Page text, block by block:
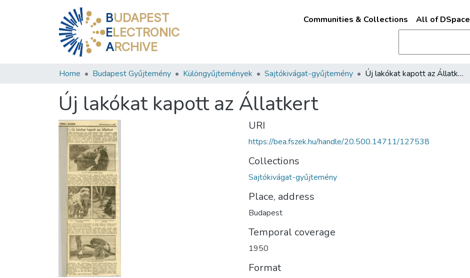
BUDAPEST
ELECTRONIC
ARCHIVE
Communities & Collections All of DSpace
Home Budapest Gyűjtemény Különgyűjtemények Sajtókivágat-gyűjtemény Új lakókat kapott az Állatkert
Új lakókat kapott az Állatkert
URI
https://bea.fszek.hu/handle/20.500.14711/127538
Collections
Sajtókivágat-gyűjtemény
Place, address
Budapest
Temporal coverage
1950
Format